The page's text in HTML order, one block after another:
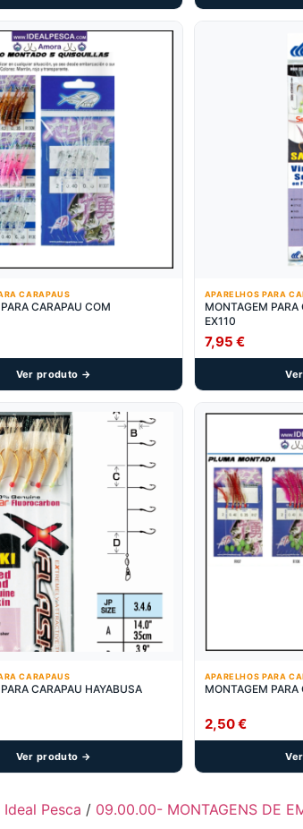
CARAPAUS
CARAPAU COM
Ver produto →
APARELHOS PARA
MONTAGEM PARA
EX110
7,95 €
CARAPAUS
CARAPAU HAYABUSA
Ver produto →
APARELHOS PARA
MONTAGEM
2,50€
Ideal Pesca / 09.00.00- MONTAGENS DE